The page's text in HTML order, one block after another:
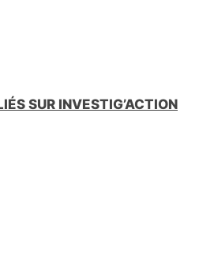
SUR INVESTIG’ACTION